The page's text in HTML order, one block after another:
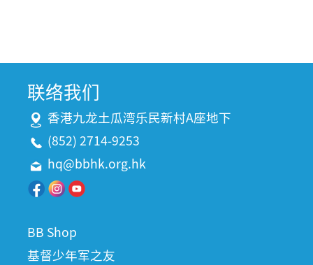
联络我们
香港九龙土瓜湾乐民新村A座地下
(852) 2714-9253
hq@bbhk.org.hk
BB Shop
基督少年军之友